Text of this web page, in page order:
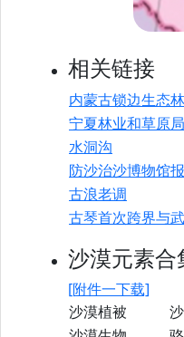
相关链接
内蒙古锁边生态林
宁夏林业和草原局
水洞沟
防沙治沙博物馆
古浪老调
古琴首次跨界与
沙漠元素合
[附件一下载]
沙漠植被